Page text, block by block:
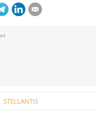
STELLANTIS